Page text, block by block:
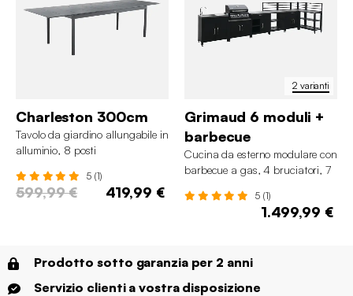
Charleston 300cm
Tavolo da giardino allungabile in
alluminio, 8 posti
5 (1)
599,99 € 419,99 €
2 varianti
Grimaud 6 moduli +
barbecue
Cucina da esterno modulare con
barbecue a gas, 4 bruciatori, 7
5 (1)
1.499,99 €
Prodotto sotto garanzia per 2 anni
Servizio clienti a vostra disposizione